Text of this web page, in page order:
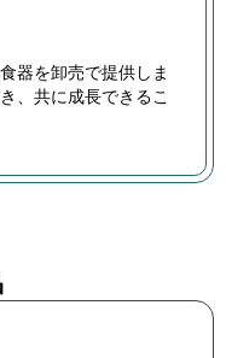
器を卸売で提供しま
、共に成長できるこ